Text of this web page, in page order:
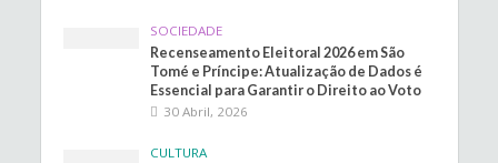
SOCIEDADE
Recenseamento Eleitoral 2026 em São
Tomé e Príncipe: Atualização de Dados é
Essencial para Garantir o Direito ao Voto
30 Abril, 2026
CULTURA